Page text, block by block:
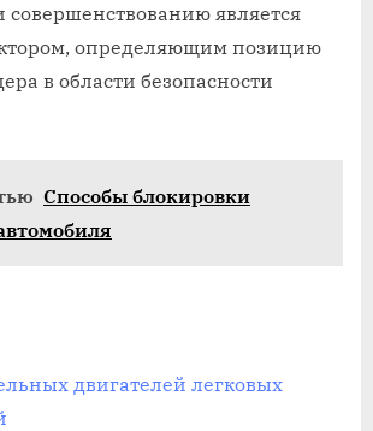
является
определяющим позицию
в области безопасности
Способы блокировки
двигателей легковых